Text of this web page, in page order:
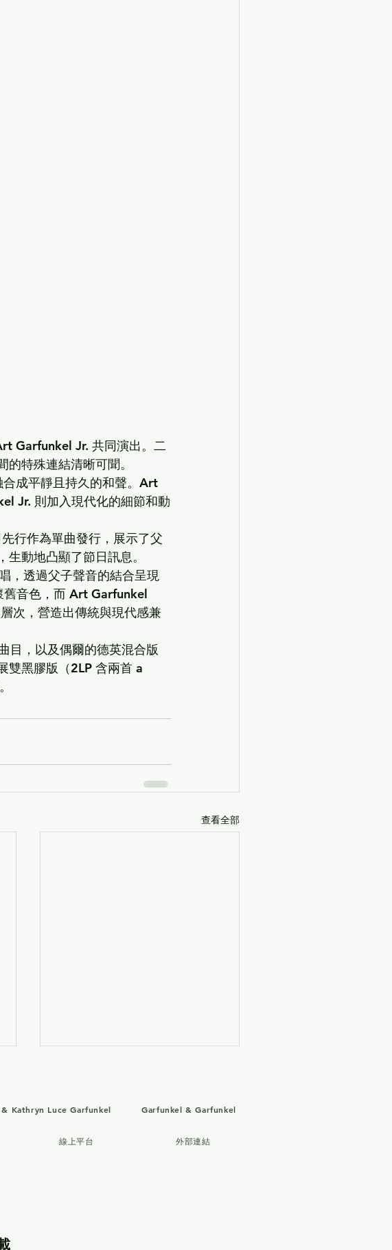
Garfunkel Jr. 共同演出。二
特殊連結清晰可聞。
成平靜且持久的和聲。 Art
Jr. 則加入現代化的細節和動
行作為單曲發行，展示了父
動地凸顯了節日訊息。
，透過父子聲音的結合呈現
舊音色，而 Art Garfunkel
次，營造出傳統與現代感兼
目，以及偶爾的德英混合版
雙黑膠版（2LP 含兩首 a
查看全部
Kathryn Luce Garfunkel Garfunkel & Garfunkel
線上平台 外部連結